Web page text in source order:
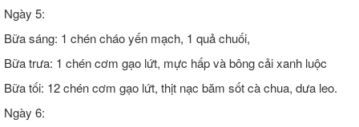
Ngày 5:
Bữa sáng: 1 chén cháo yến mạch, 1 quả chuối,
Bữa trưa: 1 chén cơm gạo lứt, mực hấp và bông cải xanh luộc
Bữa tối: 12 chén cơm gạo lứt, thịt nạc băm sốt cà chua, dưa leo.
Ngày 6: